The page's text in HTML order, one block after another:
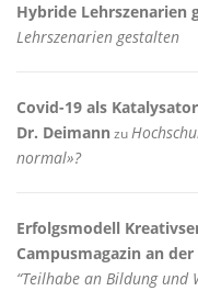
Hybride Lehrszenarien
Lehrszenarien gestalten
Covid-19 als
Dr. Deimann zu
normal»?
Erfolgsmodell
Campusmagazin an der
“Teilhabe an Bildung und